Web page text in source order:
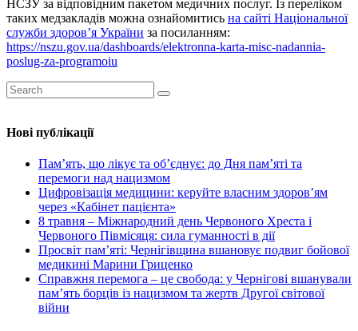
НСЗУ за відповідним пакетом медичних послуг. Із переліком
таких медзакладів можна ознайомитись на сайті Національної
служби здоров’я України за посиланням:
https://nszu.gov.ua/dashboards/elektronna-karta-misc-nadannia-
poslug-za-programoiu
Нові публікації
Пам’ять, що лікує та об’єднує: до Дня пам’яті та
перемоги над нацизмом
Цифровізація медицини: керуйте власним здоров’ям
через «Кабінет пацієнта»
8 травня – Міжнародний день Червоного Хреста і
Червоного Півмісяця: сила гуманності в дії
Просвіт пам’яті: Чернігівщина вшановує подвиг бойової
медикині Марини Гриценко
Справжня перемога – це свобода: у Чернігові вшанували
пам’ять борців із нацизмом та жертв Другої світової
війни